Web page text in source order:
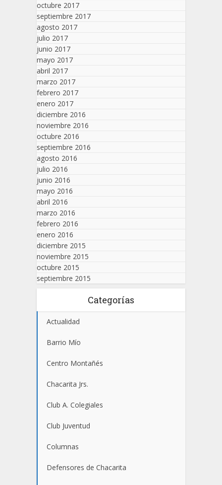
octubre 2017
septiembre 2017
agosto 2017
julio 2017
junio 2017
mayo 2017
abril 2017
marzo 2017
febrero 2017
enero 2017
diciembre 2016
noviembre 2016
octubre 2016
septiembre 2016
agosto 2016
julio 2016
junio 2016
mayo 2016
abril 2016
marzo 2016
febrero 2016
enero 2016
diciembre 2015
noviembre 2015
octubre 2015
septiembre 2015
Categorías
Actualidad
Barrio Mío
Centro Montañés
Chacarita Jrs.
Club A. Colegiales
Club Juventud
Columnas
Defensores de Chacarita